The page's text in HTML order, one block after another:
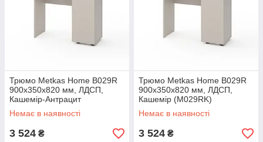
Трюмо Metkas Home B029R
900х350х820 мм, ЛДСП,
Кашемір-Антрацит
(M029RKA)
Немає в наявності
3 524 ₴
Трюмо Metkas Home B029R
900х350х820 мм, ЛДСП,
Кашемір (M029RK)
Немає в наявності
3 524 ₴